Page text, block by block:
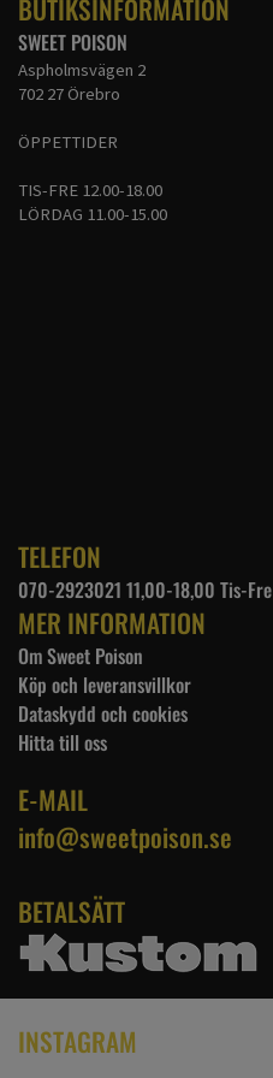
BUTIKSINFORMATION
SWEET POISON
Aspholmsvägen 2
702 27 Örebro
ÖPPETTIDER
TIS-FRE 12.00-18.00
LÖRDAG 11.00-15.00
TELEFON
070-2923021 11,00-18,00 Tis-Fre
MER INFORMATION
Om Sweet Poison
Köp och leveransvillkor
Dataskydd och cookies
Hitta till oss
E-MAIL
info@sweetpoison.se
BETALSÄTT
INSTAGRAM